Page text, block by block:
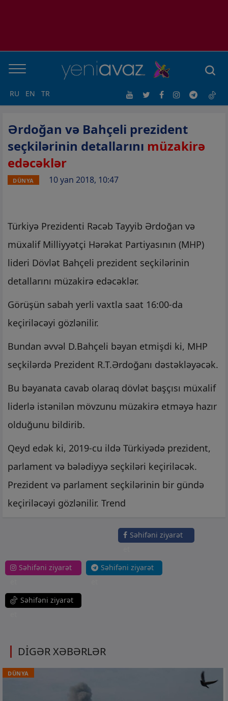
RU EN TR
Ərdoğan və Bahçeli prezident
seçkilərinin detallarını müzakirə
edəcəklər
DÜNYA 10 yan 2018, 10:47
Türkiyə Prezidenti Rəcəb Tayyib Ərdoğan və
müxalif Milliyyətçi Hərəkat Partiyasının (MHP)
lideri Dövlət Bahçeli prezident seçkilərinin
detallarını müzakirə edəcəklər.
Görüşün sabah yerli vaxtla saat 16:00-da
keçiriləcəyi gözlənilir.
Bundan əvvəl D.Bahçeli bəyan etmişdi ki, MHP
seçkilərdə Prezident R.T.Ərdoğanı dəstəkləyəcək.
Bu bəyanata cavab olaraq dövlət başçısı müxalif
liderlə istənilən mövzunu müzakirə etməyə hazır
olduğunu bildirib.
Qeyd edək ki, 2019-cu ildə Türkiyədə prezident,
parlament və bələdiyyə seçkiləri keçiriləcək.
Prezident və parlament seçkilərinin bir gündə
keçiriləcəyi gözlənilir. Trend
Səhifəni ziyarət
Səhifəni ziyarət
Səhifəni ziyarət
Səhifəni ziyarət
DİGƏR XƏBƏRLƏR
DÜNYA